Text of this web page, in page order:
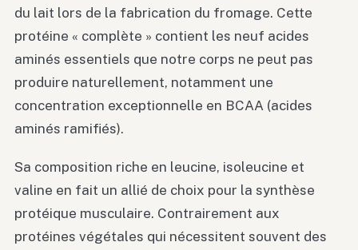
du lait lors de la fabrication du fromage. Cette
protéine « complète » contient les neuf acides
aminés essentiels que notre corps ne peut pas
produire naturellement, notamment une
concentration exceptionnelle en BCAA (acides
aminés ramifiés).
Sa composition riche en leucine, isoleucine et
valine en fait un allié de choix pour la synthèse
protéique musculaire. Contrairement aux
protéines végétales qui nécessitent souvent des